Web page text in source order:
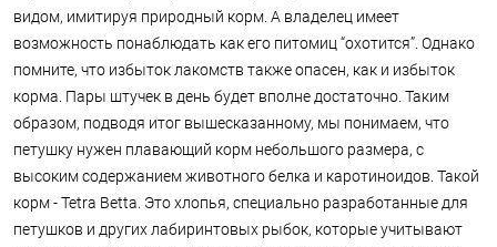
видом, имитируя природный корм. А владелец имеет
возможность понаблюдать как его питомиц “охотится”. Однако
помните, что избыток лакомств также опасен, как и избыток
корма. Пары штучек в день будет вполне достаточно. Таким
образом, подводя итог вышесказанному, мы понимаем, что
петушку нужен плавающий корм небольшого размера, с
высоким содержанием животного белка и каротиноидов. Такой
корм - Tetra Betta. Это хлопья, специально разработанные для
петушков и других лабиринтовых рыбок, которые учитывают